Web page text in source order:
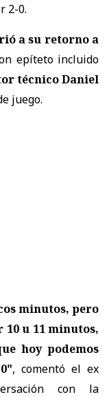
2-0.
a su retorno a
epíteto incluido
técnico Daniel
juego.
minutos, pero
u 11 minutos,
hoy podemos
, comentó el ex
con la